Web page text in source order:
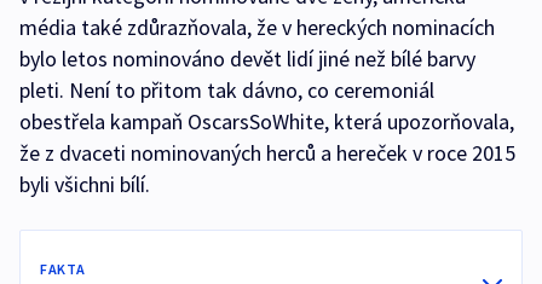
média také zdůrazňovala, že v hereckých nominacích
bylo letos nominováno devět lidí jiné než bílé barvy
pleti. Není to přitom tak dávno, co ceremoniál
obestřela kampaň OscarsSoWhite, která upozorňovala,
že z dvaceti nominovaných herců a hereček v roce 2015
byli všichni bílí.
FAKTA